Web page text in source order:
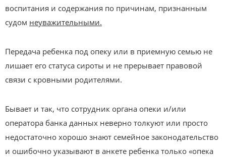
воспитания и содержания по причинам, признанным
судом неуважительными.
Передача ребенка под опеку или в приемную семью не
лишает его статуса сироты и не прерывает правовой
связи с кровными родителями.
Бывает и так, что сотрудник органа опеки и/или
оператора банка данных неверно толкуют или просто
недостаточно хорошо знают семейное законодательство
и ошибочно указывают в анкете ребенка только «опека